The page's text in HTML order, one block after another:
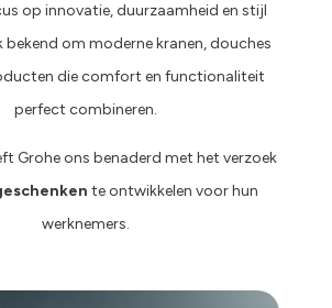
op innovatie, duurzaamheid en stijl
om moderne kranen, douches
die comfort en functionaliteit
perfect combineren.
Grohe ons benaderd met het verzoek
te ontwikkelen voor hun
werknemers.